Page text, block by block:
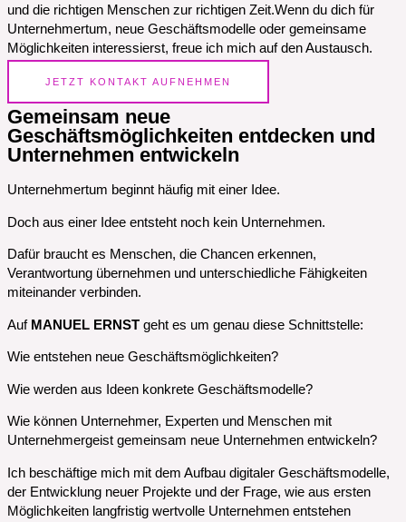
und die richtigen Menschen zur richtigen Zeit.Wenn du dich für
Unternehmertum, neue Geschäftsmodelle oder gemeinsame
Möglichkeiten interessierst, freue ich mich auf den Austausch.
JETZT KONTAKT AUFNEHMEN
Gemeinsam neue
Geschäftsmöglichkeiten entdecken und
Unternehmen entwickeln
Unternehmertum beginnt häufig mit einer Idee.
Doch aus einer Idee entsteht noch kein Unternehmen.
Dafür braucht es Menschen, die Chancen erkennen,
Verantwortung übernehmen und unterschiedliche Fähigkeiten
miteinander verbinden.
Auf MANUEL ERNST geht es um genau diese Schnittstelle:
Wie entstehen neue Geschäftsmöglichkeiten?
Wie werden aus Ideen konkrete Geschäftsmodelle?
Wie können Unternehmer, Experten und Menschen mit
Unternehmergeist gemeinsam neue Unternehmen entwickeln?
Ich beschäftige mich mit dem Aufbau digitaler Geschäftsmodelle,
der Entwicklung neuer Projekte und der Frage, wie aus ersten
Möglichkeiten langfristig wertvolle Unternehmen entstehen